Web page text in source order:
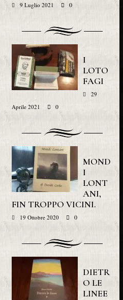
9 Luglio 2021 0
I
LOTO
FAGI
29
Aprile 2021
0
MOND
I
LONT
ANI,
FIN TROPPO VICINI.
19 Ottobre 2020 0
DIETR
O LE
LINEE